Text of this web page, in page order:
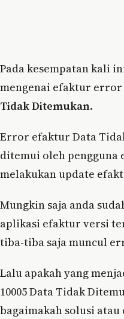
Pada kesempatan kali
mengenai efaktur error
Tidak Ditemukan.
Error efaktur Data
ditemui oleh pengguna
melakukan update
Mungkin saja anda
aplikasi efaktur versi
tiba-tiba saja muncul
Lalu apakah yang
10005 Data Tidak
bagaimakah solusi atau